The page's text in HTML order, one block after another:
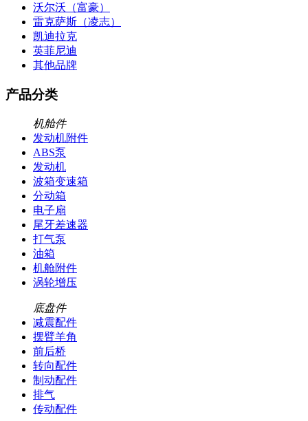
沃尔沃（富豪）
雷克萨斯（凌志）
凯迪拉克
英菲尼迪
其他品牌
产品分类
机舱件
发动机附件
ABS泵
发动机
波箱变速箱
分动箱
电子扇
尾牙差速器
打气泵
油箱
机舱附件
涡轮增压
底盘件
减震配件
摆臂羊角
前后桥
转向配件
制动配件
排气
传动配件